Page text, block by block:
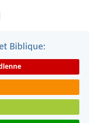
Biblique: